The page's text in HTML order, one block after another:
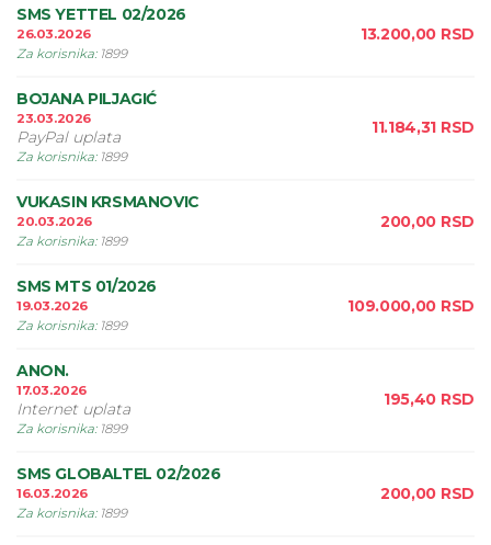
SMS YETTEL 02/2026
26.03.2026
Za korisnika: 1899
13.200,00 RSD
BOJANA PILJAGIĆ
23.03.2026
PayPal uplata
Za korisnika: 1899
11.184,31 RSD
VUKASIN KRSMANOVIC
20.03.2026
Za korisnika: 1899
200,00 RSD
SMS MTS 01/2026
19.03.2026
Za korisnika: 1899
109.000,00 RSD
ANON.
17.03.2026
Internet uplata
Za korisnika: 1899
195,40 RSD
SMS GLOBALTEL 02/2026
16.03.2026
Za korisnika: 1899
200,00 RSD